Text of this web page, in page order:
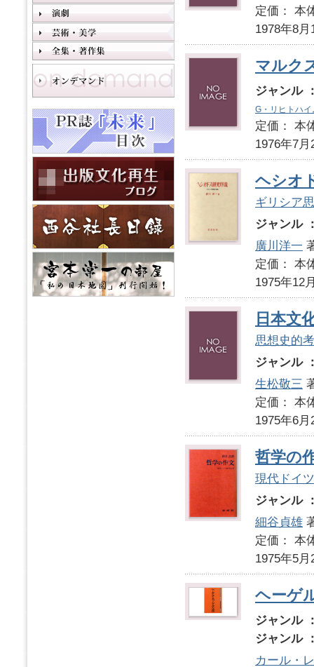
定価：
1978年8月
マルク
ジャンル
G・リヒトハイ
定価：
1976年7月
ヘシオ
ギリシア
ジャンル
廣川洋一
定価：
1975年12
日本文
思想史的
ジャンル
生松敬三
定価：
1975年6月
哲学の
現代ドイ
ジャンル
細谷貞雄
定価：
1975年5月
ヘーゲ
ジャンル
ジャンル
カール・